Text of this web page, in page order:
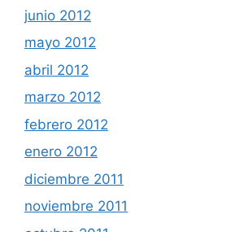
junio 2012
mayo 2012
abril 2012
marzo 2012
febrero 2012
enero 2012
diciembre 2011
noviembre 2011